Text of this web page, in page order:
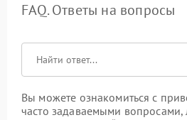
FAQ. Ответы на вопросы
Вы можете ознакомиться с
часто задаваемыми вопросами,